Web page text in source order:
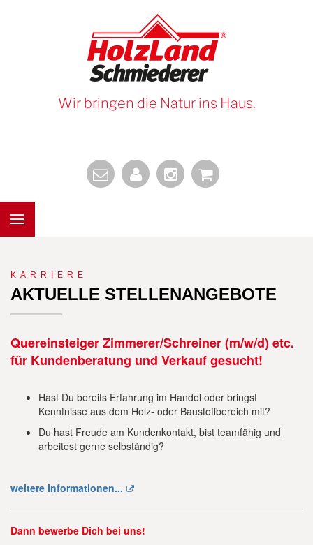
Wir bringen die Natur ins Haus.
KARRIERE
AKTUELLE STELLENANGEBOTE
Quereinsteiger Zimmerer/Schreiner (m/w/d) etc.
für Kundenberatung und Verkauf gesucht!
Hast Du bereits Erfahrung im Handel oder bringst
Kenntnisse aus dem Holz- oder Baustoffbereich mit?
Du hast Freude am Kundenkontakt, bist teamfähig und
arbeitest gerne selbständig?
weitere Informationen...
Dann bewerbe Dich bei uns!